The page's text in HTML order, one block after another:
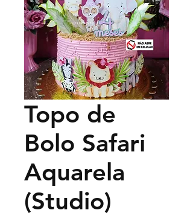
Topo de
Bolo Safari
Aquarela
(Studio)